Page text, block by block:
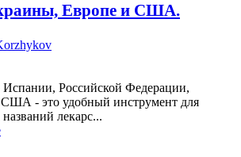
Европе и США.
Испании, Российской Федерации,
- это удобный инструмент для
лекарс...